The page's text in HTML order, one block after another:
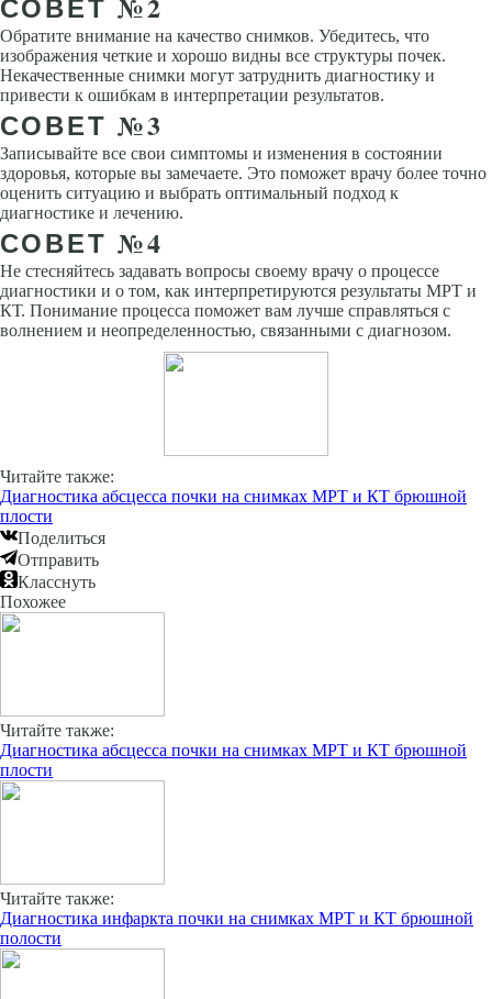
Обратите внимание на качество снимков. Убедитесь, что
изображения четкие и хорошо видны все структуры почек.
Некачественные снимки могут затруднить диагностику и
привести к ошибкам в интерпретации результатов.
СОВЕТ №3
Записывайте все свои симптомы и изменения в состоянии
здоровья, которые вы замечаете. Это поможет врачу более точно
оценить ситуацию и выбрать оптимальный подход к
диагностике и лечению.
СОВЕТ №4
Не стесняйтесь задавать вопросы своему врачу о процессе
диагностики и о том, как интерпретируются результаты МРТ и
КТ. Понимание процесса поможет вам лучше справляться с
волнением и неопределенностью, связанными с диагнозом.
Читайте также:
Диагностика абсцесса почки на снимках МРТ и КТ брюшной
плости
Поделиться
Отправить
Класснуть
Похожее
Читайте также:
Диагностика абсцесса почки на снимках МРТ и КТ брюшной
плости
Читайте также:
Диагностика инфаркта почки на снимках МРТ и КТ брюшной
полости